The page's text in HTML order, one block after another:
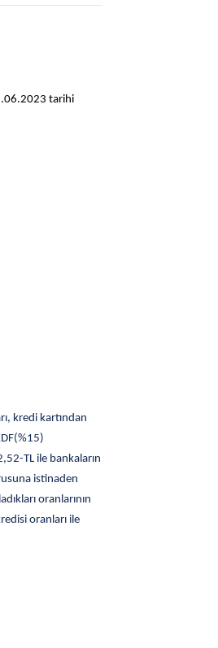
tarihi
kredi kartından
TL ile bankaların
istinaden
oranlarının
oranları ile